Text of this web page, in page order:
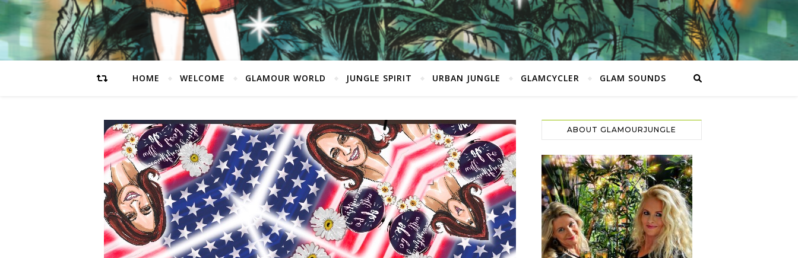
HOME WELCOME GLAMOUR WORLD JUNGLE SPIRIT URBAN JUNGLE GLAMCYCLER GLAM SOUNDS
ABOUT GLAMOURJUNGLE